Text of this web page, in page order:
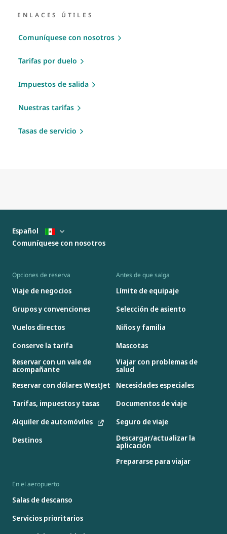
ENLACES ÚTILES
Comuníquese con nosotros
Tarifas por duelo
Impuestos de salida
Nuestras tarifas
Tasas de servicio
Opciones de reserva
Viaje de negocios
Grupos y convenciones
Vuelos directos
Conserve la tarifa
Reservar con un vale de
acompañante
Reservar con dólares WestJet
Tarifas, impuestos y tasas
Alquiler de automóviles
Destinos
Antes de que salga
Límite de equipaje
Selección de asiento
Niños y familia
Mascotas
Viajar con problemas de
salud
Necesidades especiales
Documentos de viaje
Seguro de viaje
Descargar/actualizar la
aplicación
Prepararse para viajar
En el aeropuerto
Salas de descanso
Servicios prioritarios
Español
Comuníquese con nosotros